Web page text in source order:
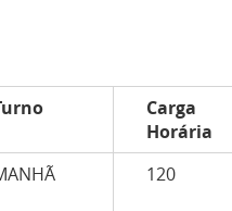
Carga
Horária
120